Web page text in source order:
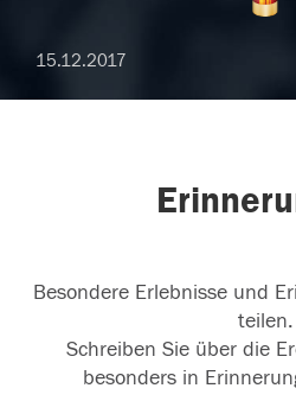
15.12.2017
Besondere Erlebnisse und
teilen.
Schreiben Sie über die
besonders in